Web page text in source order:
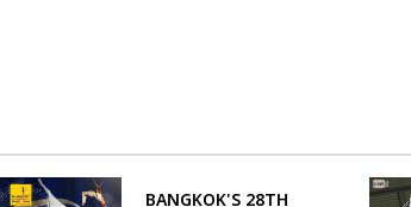
BANGKOK'S 28TH